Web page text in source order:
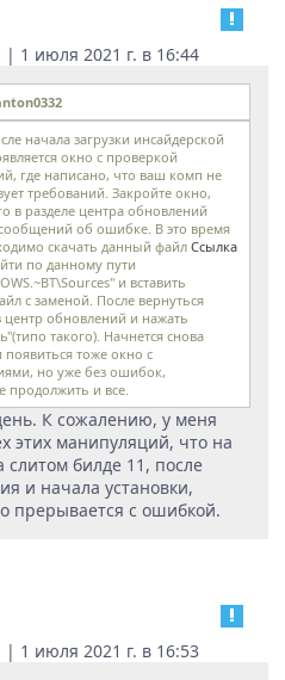
| 1 июля 2021 г. в 16:44
начала загрузки инсайдерской
окно с проверкой
где написано, что ваш комп не
требований. Закройте окно,
в разделе центра обновлений
об ошибке. В это время
скачать данный файл Ссылка
по данному пути
и вставить
с заменой. После вернуться
центр обновлений и нажать
такого). Начнется снова
появиться тоже окно с
но уже без ошибок,
продолжить и все.
К сожалению, у меня
этих манипуляций, что на
слитом билде 11, после
и начала установки,
прерывается с ошибкой.
| 1 июля 2021 г. в 16:53